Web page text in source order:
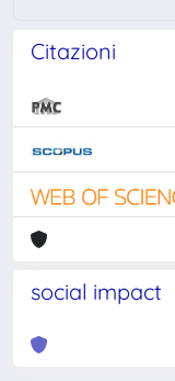
Citazioni
social impact